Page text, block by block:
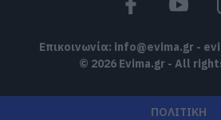
Επικοινωνία: info@evima.gr -
© 2026 Evima.gr - All
ΠΟΛΙΤΙΚΗ